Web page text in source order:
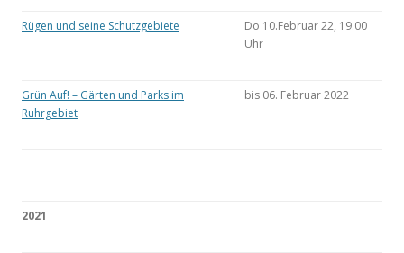
Rügen und seine Schutzgebiete
Do 10.Februar 22, 19.00
Uhr
Grün Auf! – Gärten und Parks im
Ruhrgebiet
bis 06. Februar 2022
2021